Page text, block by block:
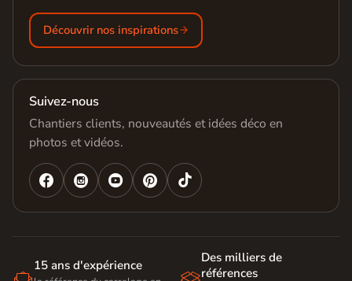
Découvrir nos inspirations
Suivez-nous
Chantiers clients, nouveautés et idées déco en
photos et vidéos.
   
15 ans d'expérience
Des milliers de
références